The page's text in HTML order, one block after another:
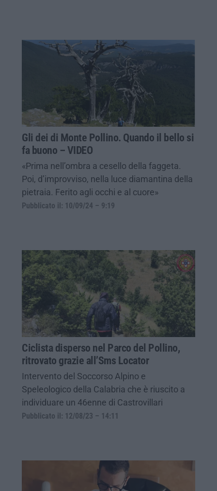
Gli dei di Monte Pollino. Quando il bello si
fa buono – VIDEO
«Prima nell’ombra a cesello della faggeta.
Poi, d’improvviso, nella luce diamantina della
pietraia. Ferito agli occhi e al cuore»
Pubblicato il: 10/09/24 – 9:19
Ciclista disperso nel Parco del Pollino,
ritrovato grazie all’Sms Locator
Intervento del Soccorso Alpino e
Speleologico della Calabria che è riuscito a
individuare un 46enne di Castrovillari
Pubblicato il: 12/08/23 – 14:11